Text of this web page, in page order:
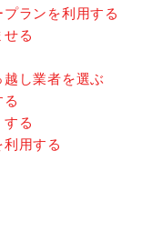
ランを利用する
る
し業者を選ぶ
る
用する